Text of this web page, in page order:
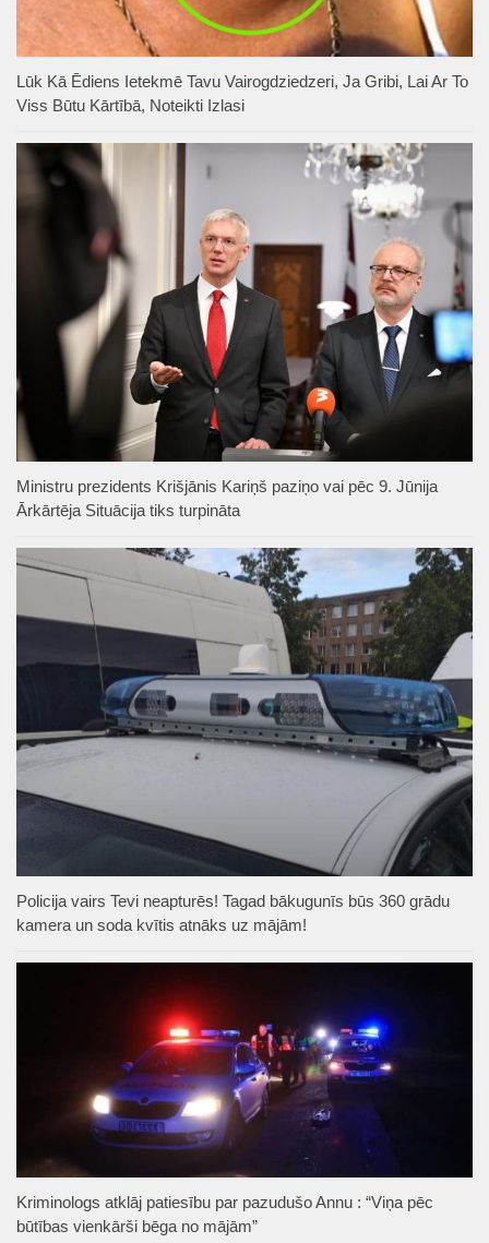
Lūk Kā Ēdiens Ietekmē Tavu Vairogdziedzeri, Ja Gribi, Lai Ar To
Viss Būtu Kārtībā, Noteikti Izlasi
Ministru prezidents Krišjānis Kariņš paziņo vai pēc 9. Jūnija
Ārkārtēja Situācija tiks turpināta
Policija vairs Tevi neapturēs! Tagad bākugunīs būs 360 grādu
kamera un soda kvītis atnāks uz mājām!
Kriminologs atklāj patiesību par pazudušo Annu : “Viņa pēc
būtības vienkārši bēga no mājām”